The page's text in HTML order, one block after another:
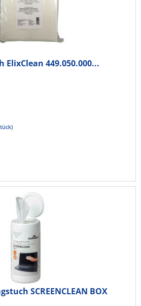
ElixClean 449.050.000...
SCREENCLEAN BOX